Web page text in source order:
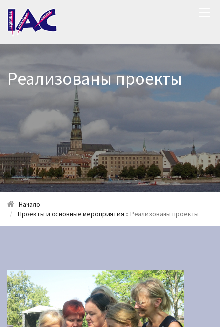
Реализованы проекты
Начало
Проекты и основные мероприятия » Реализованы проекты